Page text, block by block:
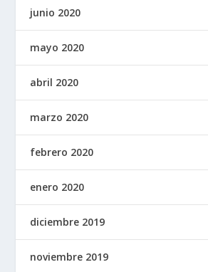
junio 2020
mayo 2020
abril 2020
marzo 2020
febrero 2020
enero 2020
diciembre 2019
noviembre 2019